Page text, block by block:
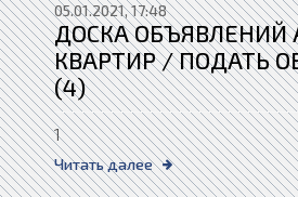
05.01.2021, 17:48
ДОСКА ОБЪЯВЛЕНИЙ
КВАРТИР / ПОДАТЬ
(4)
1
Читать далее